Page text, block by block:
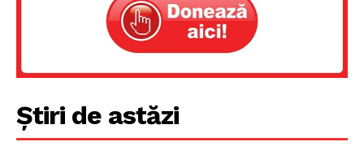
Știri de astăzi